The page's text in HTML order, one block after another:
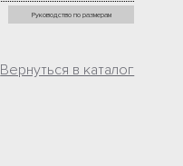
Руководство по размерам
Вернуться в каталог